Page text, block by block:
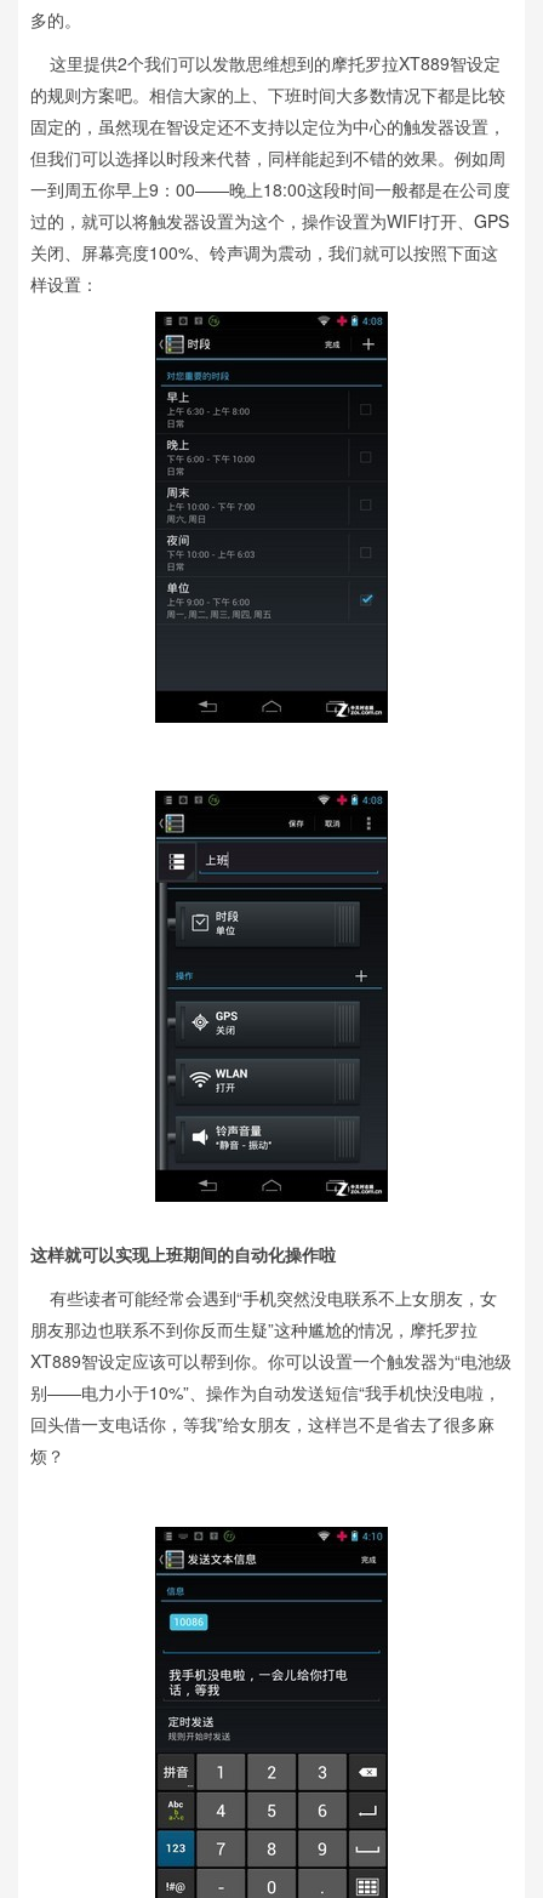
多的。
这里提供2个我们可以发散思维想到的摩托罗拉XT889智设定
的规则方案吧。相信大家的上、下班时间大多数情况下都是比较
固定的，虽然现在智设定还不支持以定位为中心的触发器设置，
但我们可以选择以时段来代替，同样能起到不错的效果。例如周
一到周五你早上9：00——晚上18:00这段时间一般都是在公司度
过的，就可以将触发器设置为这个，操作设置为WIFI打开、 GPS
关闭、屏幕亮度100%、铃声调为震动，我们就可以按照下面这
样设置：
这样就可以实现上班期间的自动化操作啦
有些读者可能经常会遇到“手机突然没电联系不上女朋友，女
朋友那边也联系不到你反而生疑”这种尴尬的情况，摩托罗拉
XT889智设定应该可以帮到你。你可以设置一个触发器为“电池级
别——电力小于10%”、操作为自动发送短信“我手机快没电啦，
回头借一支电话你，等我”给女朋友，这样岂不是省去了很多麻
烦？